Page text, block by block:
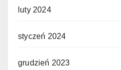
luty 2024
styczeń 2024
grudzień 2023